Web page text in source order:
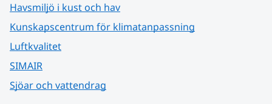
Havsmiljö i kust och hav
Kunskapscentrum för klimatanpassning
Luftkvalitet
SIMAIR
Sjöar och vattendrag